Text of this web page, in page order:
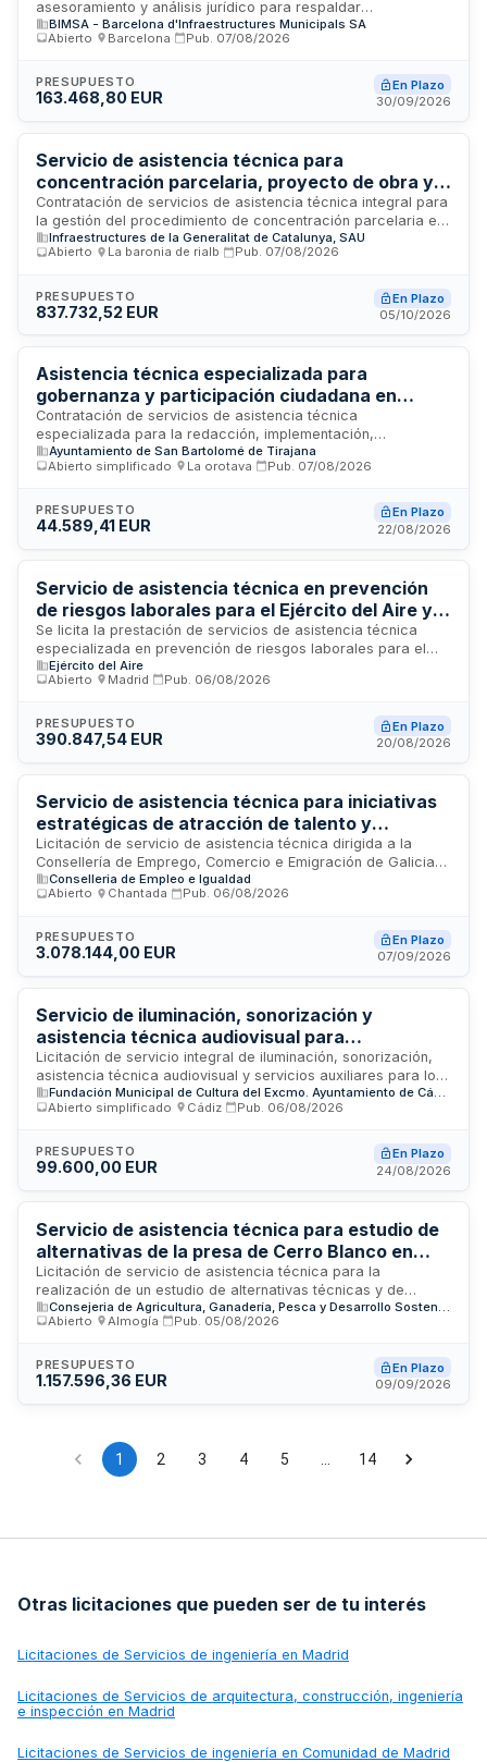
subvencionados de Barcelona de
Infraestructuras Municipales
asesoramiento y análisis jurídico para respaldar
procedimientos de Compra Pública Innovadora y gestión de
proyectos financiados mediante subvenciones del
identificación de necesidades, definición del procedimiento
de contractación más adecuado y redacción de
Administrativas y de Prescripciones Técnicas, con énfasis en
medidas de contratación pública sostenible.
BIMSA - Barcelona d'Infraestructures Municipals SA
Abierto
Barcelona Pub. 07/08/2026
PRESUPUESTO
163.468,80 EUR
En Plazo
30/09/2026
Servicio de asistencia técnica para
concentración parcelaria, proyecto de obra y
estudio ambiental en Plans de Sió
Contratación de servicios de asistencia técnica integral para
la gestión del procedimiento de concentración parcelaria en
la zona regable de Plans de Sió. El servicio incluye la
redacción del proyecto de obra de concentración
de expropiación, amojonamiento, toma de posesión y títulos
de propiedad. La Generalitat de Catalunya licita este
todas las actuaciones necesarias con supervisión técnica
integral.
Infraestructures de la Generalitat de Catalunya, SAU
Abierto
La baronia de rialb Pub. 07/08/2026
PRESUPUESTO
837.732,52 EUR
En Plazo
05/10/2026
Asistencia técnica especializada para
gobernanza y participación ciudadana en
proyecto de islas de frescor urbano -
Ayuntamiento de San Bartolomé de Tirajana
Contratación de servicios de asistencia técnica
especializada para la redacción, implementación,
dinamización, seguimiento y evaluación del Plan de
Gobernanza y Participación vinculado al proyecto de
medida de adaptación al cambio climático. El proyecto
promueve la biodiversidad en San Bartolomé de Tirajana
en el diseño metodológico, planificación estratégica y
evaluación de impacto de las iniciativas de participación
ciudadana cofinanciadas por fondos europeos FEDER.
Ayuntamiento de San Bartolomé de Tirajana
Abierto simplificado
La orotava Pub. 07/08/2026
PRESUPUESTO
44.589,41 EUR
En Plazo
22/08/2026
Servicio de asistencia técnica en prevención
de riesgos laborales para el Ejército del Aire y
del Espacio
Se licita la prestación de servicios de asistencia técnica
especializada en prevención de riesgos laborales para el
Ejército del Aire y del Espacio. El servicio comprende la
adscripción de dos técnicos superiores con formación de
especialidades preventivas, que desarrollarán funciones de
coordinación de actividades empresariales, asesoramiento
supervisión del cumplimiento normativo y apoyo en
inspecciones y auditorías de seguridad y salud en el trabajo
en el Cuartel General y todas sus dependencias adscritas.
Ejército del Aire
Abierto
Madrid Pub. 06/08/2026
PRESUPUESTO
390.847,54 EUR
En Plazo
20/08/2026
Servicio de asistencia técnica para iniciativas
estratégicas de atracción de talento y
capacidades de empleo con inteligencia
artificial - Consellería de Emprego, Comercio e
Emigración
Licitación de servicio de asistencia técnica dirigida a la
Consellería de Emprego, Comercio e Emigración de Galicia
para la implantación de iniciativas estratégicas en materia
de atracción de talento y desarrollo de capacidades para el
de información para la toma de decisiones basado en
inteligencia artificial, con el objetivo de mejorar la gestión de
cualificado. El contrato, de importancia estratégica para la
administración autonómica, tiene un presupuesto de más de
1,8 millones de euros y se encuentra actualmente en plazo
de presentación de ofertas.
Conselleria de Empleo e Igualdad
Abierto
Chantada Pub. 06/08/2026
PRESUPUESTO
3.078.144,00 EUR
En Plazo
07/09/2026
Servicio de iluminación, sonorización y
asistencia técnica audiovisual para
espectáculos del programa Cádiz Orgullos@s
de Nuestra Historia 2026
Licitación de servicio integral de iluminación, sonorización,
asistencia técnica audiovisual y servicios auxiliares para los
espectáculos programados dentro de la iniciativa Cádiz
Orgullos@s de Nuestra Historia, con enfoque en el tema
administrativa de servicios, se ejecutará durante el año 2026
y está regulado por la Ley 9/2017 de Contratos del Sector
para garantizar la correcta realización de las prestaciones
técnicas y audiovisuales requeridas en los diferentes actos y
espectáculos del programa cultural.
Fundación Municipal de Cultura del Excmo. Ayuntamiento de Cádiz
Abierto simplificado
Cádiz Pub. 06/08/2026
PRESUPUESTO
99.600,00 EUR
En Plazo
24/08/2026
Servicio de asistencia técnica para estudio de
alternativas de la presa de Cerro Blanco en
Málaga - Consejería de Agricultura, Pesca,
Agua y Desarrollo Rural
Licitación de servicio de asistencia técnica para la
realización de un estudio de alternativas técnicas y de
viabilidad relativo a la presa de Cerro Blanco, ubicada en la
provincia de Málaga. El servicio es convocado por la
perteneciente a la Consejería de Agricultura, Pesca, Agua y
Desarrollo Rural de la Junta de Andalucía. El contrato
de decisiones sobre el desarrollo de esta infraestructura
Abierto
Almogía Pub. 05/08/2026
PRESUPUESTO
1.157.596,36 EUR
En Plazo
09/09/2026
1 2 3 4 5 14
Otras licitaciones que pueden ser de tu interés
Licitaciones de Servicios de ingeniería en Madrid
Licitaciones de Servicios de arquitectura, construcción, ingeniería
e inspección en Madrid
Licitaciones de Servicios de ingeniería en Comunidad de Madrid